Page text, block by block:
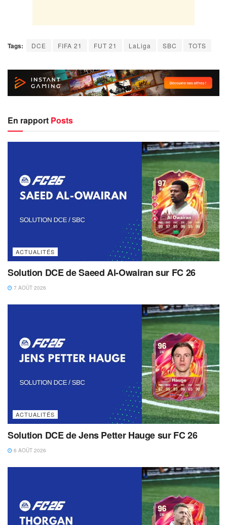
Tags: DCE FIFA 21 FUT 21 LaLiga SBC TOTS
En rapport Posts
ACTUALITÉS
Solution DCE de Saeed Al-Owairan sur FC 26
7 AOÛT 2026
ACTUALITÉS
Solution DCE de Jens Petter Hauge sur FC 26
6 AOÛT 2026